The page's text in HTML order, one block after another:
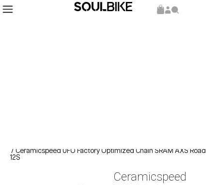
/ Ceramicspeed UFO Factory Optimized Chain SRAM AXS Road
12S
Ceramicspeed